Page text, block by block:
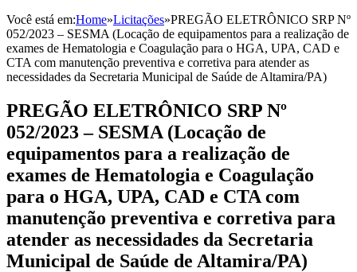
Você está em:Home»Licitações»PREGÃO ELETRÔNICO SRP Nº
052/2023 – SESMA (Locação de equipamentos para a realização de
exames de Hematologia e Coagulação para o HGA, UPA, CAD e
CTA com manutenção preventiva e corretiva para atender as
necessidades da Secretaria Municipal de Saúde de Altamira/PA)
PREGÃO ELETRÔNICO SRP Nº
052/2023 – SESMA (Locação de
equipamentos para a realização de
exames de Hematologia e Coagulação
para o HGA, UPA, CAD e CTA com
manutenção preventiva e corretiva para
atender as necessidades da Secretaria
Municipal de Saúde de Altamira/PA)